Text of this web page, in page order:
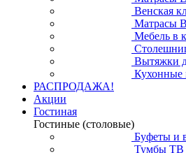
Венская
Матрасы
Мебель в
Вытяжки
Кухонные
РАСПРОДАЖА!
Акции
Гостиная
Гостиные (столовые)
Буфеты и
Тумбы ТВ